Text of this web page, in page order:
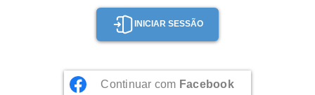
INICIAR SESSÃO
Continuar com Facebook